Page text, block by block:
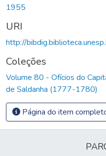
1955
URI
http://
Coleções
Volume 80 - Ofícios do
de Saldanha (1777-1780)
Página do item